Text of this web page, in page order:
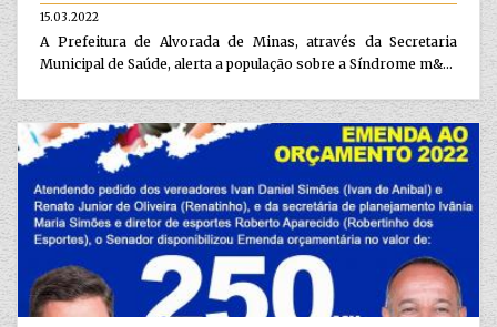
15.03.2022
A Prefeitura de Alvorada de Minas, através da Secretaria
Municipal de Saúde, alerta a população sobre a Síndrome m&...